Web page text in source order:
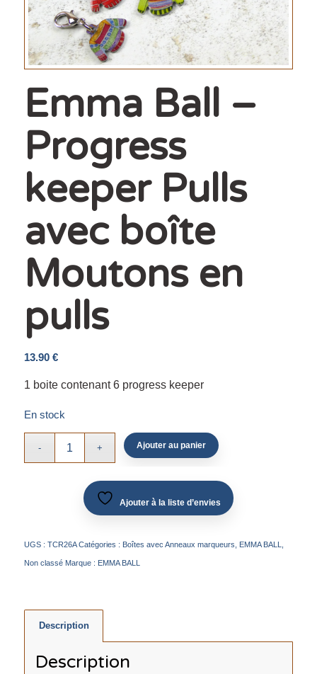
Emma Ball –
Progress
keeper Pulls
avec boîte
Moutons en
pulls
13.90 €
1 boite contenant 6 progress keeper
En stock
Ajouter au panier
Ajouter à la liste d’envies
UGS : TCR26A Catégories : Boîtes avec Anneaux marqueurs, EMMA BALL,
Non classé Marque : EMMA BALL
Description
Description